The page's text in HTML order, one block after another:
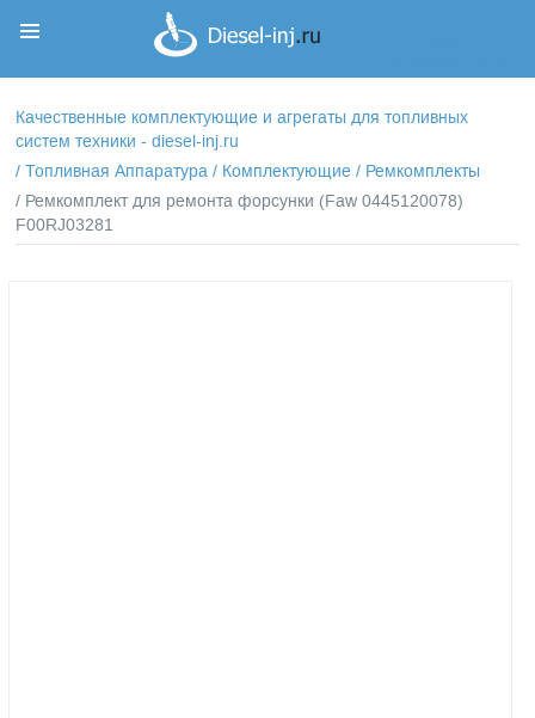
Качественные комплектующие и агрегаты для топливных
систем техники - diesel-inj.ru
/Топливная Аппаратура / Комплектующие / Ремкомплекты
/ Ремкомплект для ремонта форсунки (Faw 0445120078)
F00RJ03281